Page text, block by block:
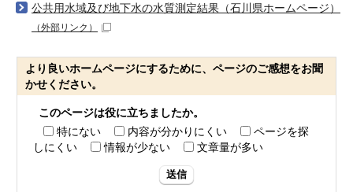
公共用水域及び地下水の水質測定結果（石川県ホームページ）
（外部リンク）
より良いホームページにするために、ページのご感想をお聞
かせください。
このページは役に立ちましたか。
特にない
内容が分かりにくい
ページを探
しにくい
情報が少ない 文章量が多い
送信